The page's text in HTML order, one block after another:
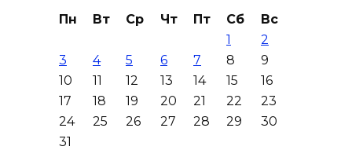
предложили сократить
рабочий день из-за жары
07 августа 2026 13:43
Памятник Ермаку в
Новочеркасске перекрасили в
Пн Вт Ср Чт Пт Сб
Вс
1
2
3
4 5 6 7 8
9
10
11 12 13 14 15
16
17
18 19 20 21 22
23
24
25 26 27 28 29
30
31